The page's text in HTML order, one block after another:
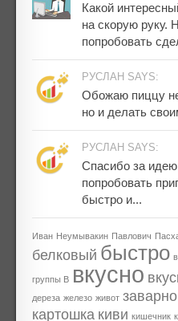
Какой
на скорую руку.
попробовать
РУСЛАН SAYS:
Обожаю пиццу
но и делать
РУСЛАН SAYS:
Спасибо за
попробовать
быстро и...
Иван Неумывакин Павлович
белковый быстро
группы В вкусно
дереза железо живот
картошка киви кишечник